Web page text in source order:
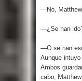
—No,
—¿Se han
—O se han
Aunque
Ambos
cabo,